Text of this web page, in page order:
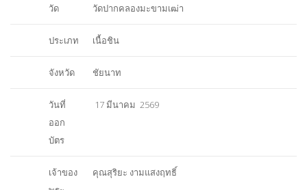
วัด วัดปากคลองมะขามเฒ่า
ประเภท เนื้อชิน
จังหวัด ชัยนาท
วันที่
ออก
บัตร
17 มีนาคม 2569
เจ้าของ
คุณสุริยะ งามแสงฤทธิ์